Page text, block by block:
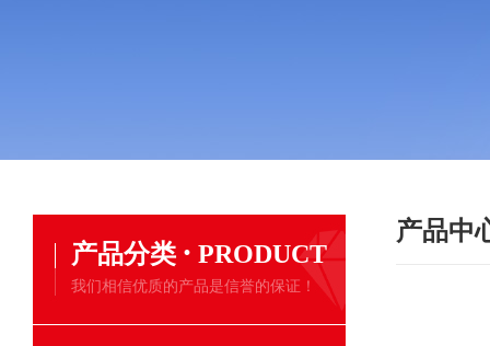
产品分类 · PRODUCT
我们相信优质的产品是信誉的保证！
产品中